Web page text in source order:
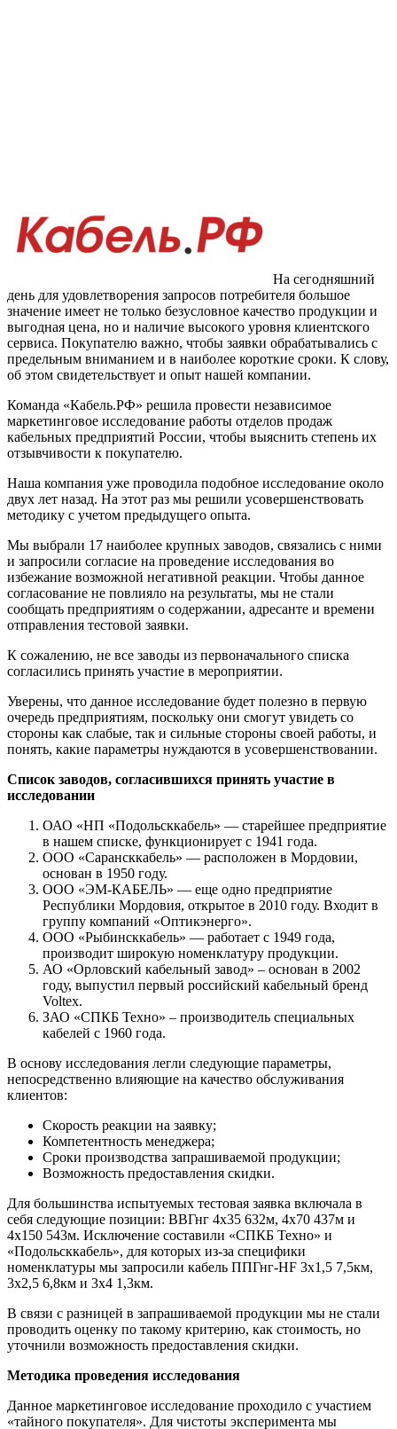
На сегодняшний
день для удовлетворения запросов потребителя большое
значение имеет не только безусловное качество продукции и
выгодная цена, но и наличие высокого уровня клиентского
сервиса. Покупателю важно, чтобы заявки обрабатывались с
предельным вниманием и в наиболее короткие сроки. К слову,
об этом свидетельствует и опыт нашей компании.
Команда «Кабель.РФ» решила провести независимое
маркетинговое исследование работы отделов продаж
кабельных предприятий России, чтобы выяснить степень их
отзывчивости к покупателю.
Наша компания уже проводила подобное исследование около
двух лет назад. На этот раз мы решили усовершенствовать
методику с учетом предыдущего опыта.
Мы выбрали 17 наиболее крупных заводов, связались с ними
и запросили согласие на проведение исследования во
избежание возможной негативной реакции. Чтобы данное
согласование не повлияло на результаты, мы не стали
сообщать предприятиям о содержании, адресанте и времени
отправления тестовой заявки.
К сожалению, не все заводы из первоначального списка
согласились принять участие в мероприятии.
Уверены, что данное исследование будет полезно в первую
очередь предприятиям, поскольку они смогут увидеть со
стороны как слабые, так и сильные стороны своей работы, и
понять, какие параметры нуждаются в усовершенствовании.
Список заводов, согласившихся принять участие в
исследовании
ОАО «НП «Подольсккабель» — старейшее предприятие
в нашем списке, функционирует с 1941 года.
ООО «Сарансккабель» — расположен в Мордовии,
основан в 1950 году.
ООО «ЭМ-КАБЕЛЬ» — еще одно предприятие
Республики Мордовия, открытое в 2010 году. Входит в
группу компаний «Оптикэнерго».
ООО «Рыбинсккабель» — работает с 1949 года,
производит широкую номенклатуру продукции.
АО «Орловский кабельный завод» – основан в 2002
году, выпустил первый российский кабельный бренд
Voltex.
ЗАО «СПКБ Техно» – производитель специальных
кабелей с 1960 года.
В основу исследования легли следующие параметры,
непосредственно влияющие на качество обслуживания
клиентов:
Скорость реакции на заявку;
Компетентность менеджера;
Сроки производства запрашиваемой продукции;
Возможность предоставления скидки.
Для большинства испытуемых тестовая заявка включала в
себя следующие позиции: ВВГнг 4х35 632м, 4х70 437м и
4х150 543м. Исключение составили «СПКБ Техно» и
«Подольсккабель», для которых из-за специфики
номенклатуры мы запросили кабель ППГнг-HF 3х1,5 7,5км,
3х2,5 6,8км и 3х4 1,3км.
В связи с разницей в запрашиваемой продукции мы не стали
проводить оценку по такому критерию, как стоимость, но
уточнили возможность предоставления скидки.
Методика проведения исследования
Данное маркетинговое исследование проходило с участием
«тайного покупателя». Для чистоты эксперимента мы